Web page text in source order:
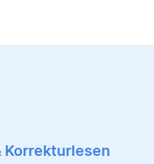
Korrekturlesen